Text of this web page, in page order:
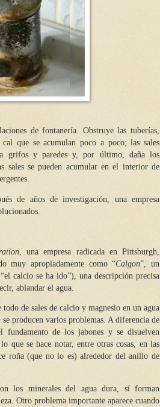
de fontanería. Obstruye las tuberías,
que se acumulan poco a poco; las sales
grifos y paredes y, por último, daña los
sales se pueden acumular en el interior de
de años de investigación, una empresa
, una empresa radicada en Pittsburgh,
muy apropiadamente como “Calgon”, un
calcio se ha ido”), una descripción precisa
ablandar el agua.
de sales de calcio y magnesio en un agua
producen varios problemas. A diferencia de
fundamento de los jabones y se disuelven
que se hace notar, entre otras cosas, en las
roña (que no lo es) alrededor del anillo de
los minerales del agua dura, sí forman
Otro problema importante aparece cuando